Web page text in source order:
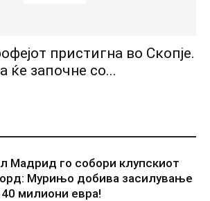
пристигна во Скопје.
ќе започне со...
Мадрид го собори клупскиот
Мурињо добива засилување
милиони евра!